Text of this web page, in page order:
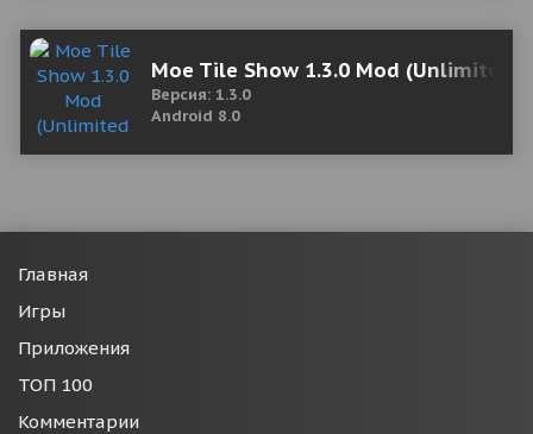
Moe Tile Show 1.3.0 Mod (Unlimited
Версия: 1.3.0
Android 8.0
Главная
Игры
Приложения
ТОП 100
Комментарии